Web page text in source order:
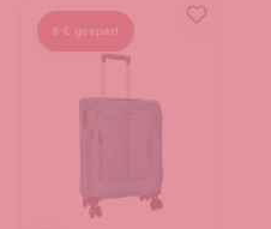
6 € gespart